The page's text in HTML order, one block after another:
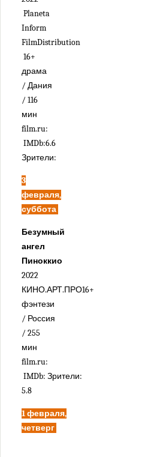
Planeta
Inform
FilmDistribution
16+
драма
/ Дания
/ 116
мин
film.ru:
IMDb:6.6
Зрители:
3
февраля,
суббота
Безумный
ангел
Пиноккио
2022
КИНО.АРТ.ПРО16+
фэнтези
/ Россия
/ 255
мин
film.ru:
IMDb: Зрители:
5.8
1 февраля,
четверг